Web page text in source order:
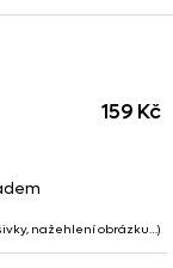
159 Kč
nažehlení obrázku…)